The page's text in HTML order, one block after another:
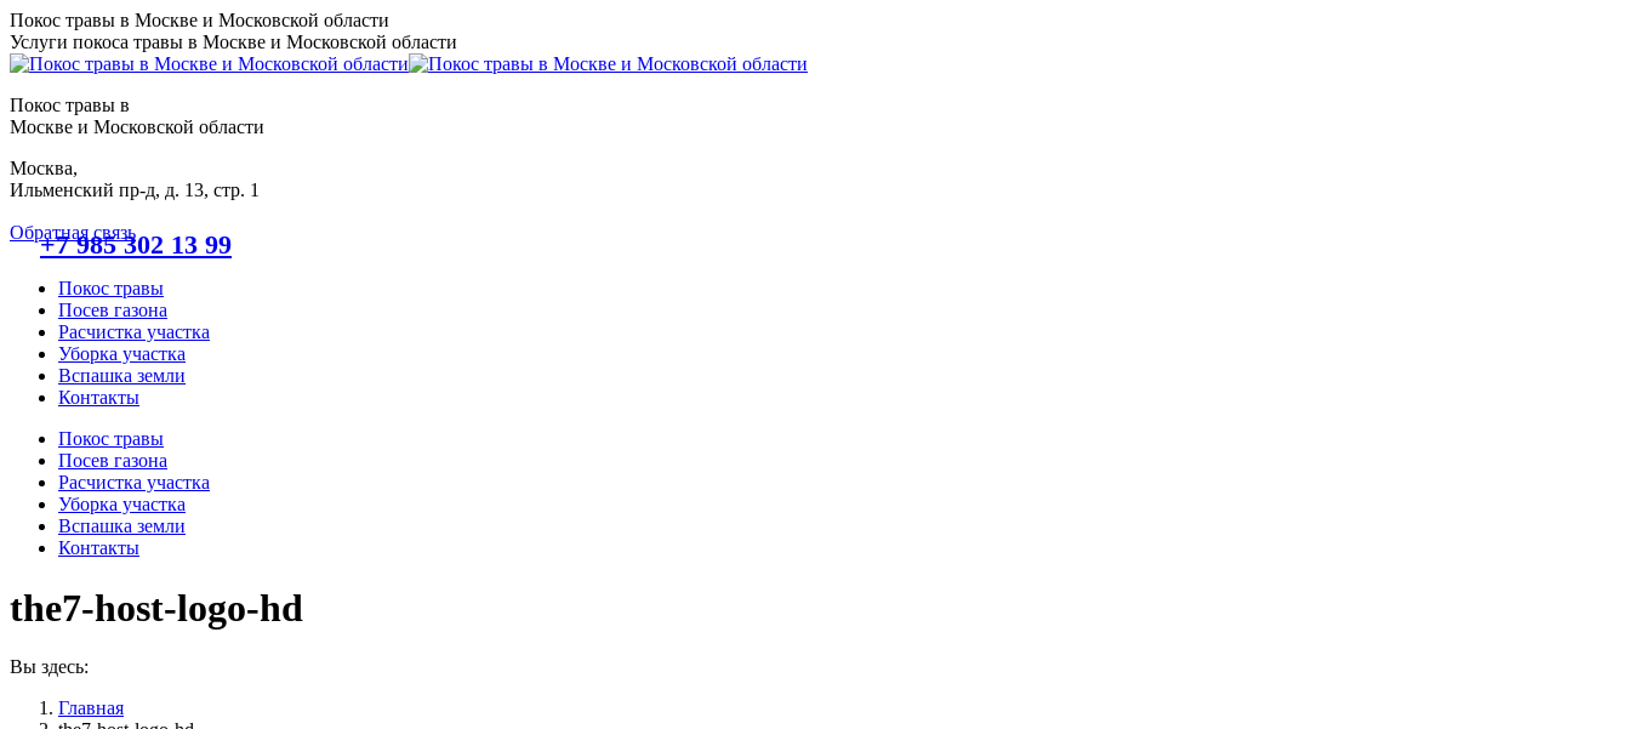
Перейти
к
содержанию
Покос травы в Москве и Московской области
Услуги покоса травы в Москве и Московской области
Покос травы в
Москве и Московской области
Москва,
Ильменский пр-д, д. 13, стр. 1
Обратная связь
+7 985 302 13 99
Покос травы
Посев газона
Расчистка участка
Уборка участка
Вспашка земли
Контакты
Покос травы
Посев газона
Расчистка участка
Уборка участка
Вспашка земли
Контакты
the7-host-logo-hd
Вы здесь:
Главная